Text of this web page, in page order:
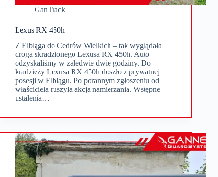
GanTrack
Lexus RX 450h
Z Elbląga do Cedrów Wielkich – tak wyglądała
droga skradzionego Lexusa RX 450h. Auto
odzyskaliśmy w zaledwie dwie godziny. Do
kradzieży Lexusa RX 450h doszło z prywatnej
posesji w Elblągu. Po porannym zgłoszeniu od
właściciela ruszyła akcja namierzania. Wstępne
ustalenia…